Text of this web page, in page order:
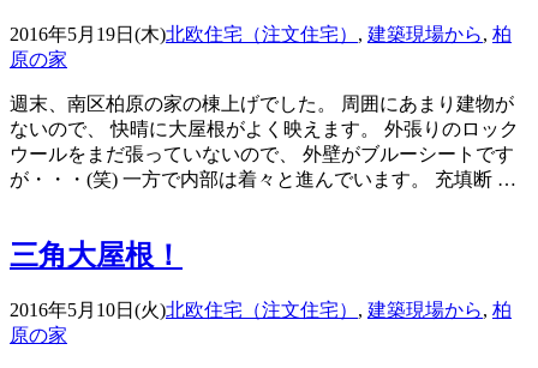
2016年5月19日(木)北欧住宅（注文住宅） , 建築現場から, 柏
原の家
週末、南区柏原の家の棟上げでした。 周囲にあまり建物が
ないので、 快晴に大屋根がよく映えます。 外張りのロック
ウールをまだ張っていないので、 外壁がブルーシートです
が・・・(笑) 一方で内部は着々と進んでいます。 充填断 …
三角大屋根！
2016年5月10日(火)北欧住宅（注文住宅） , 建築現場から, 柏
原の家